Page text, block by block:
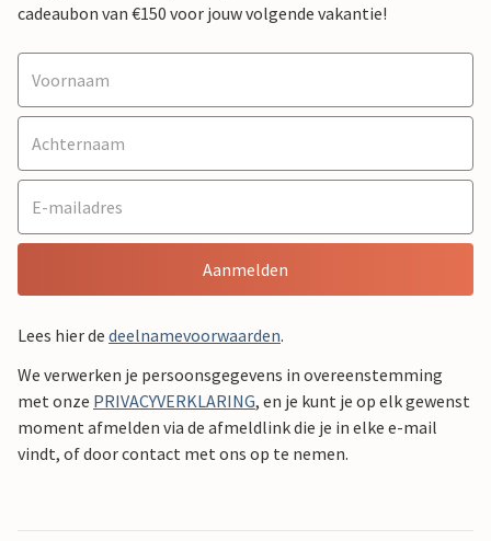
cadeaubon van €150 voor jouw volgende vakantie!
Aanmelden
Lees hier de deelnamevoorwaarden.
We verwerken je persoonsgegevens in overeenstemming
met onze PRIVACYVERKLARING, en je kunt je op elk gewenst
moment afmelden via de afmeldlink die je in elke e-mail
vindt, of door contact met ons op te nemen.